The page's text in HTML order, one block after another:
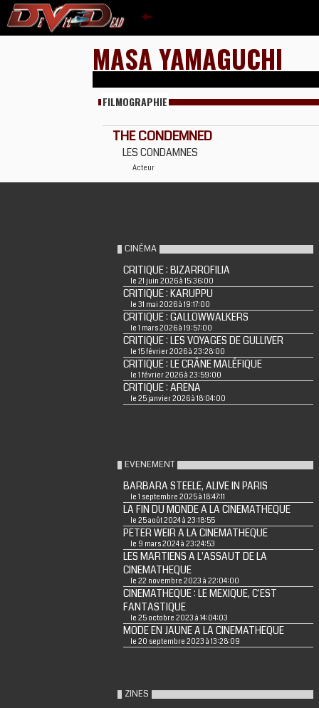
MASA YAMAGUCHI
FILMOGRAPHIE
THE CONDEMNED
LES CONDAMNES
Acteur
CINÉMA
CRITIQUE : BIZARROFILIA
le 21 juin 2026 à 15:36:00
CRITIQUE : KARUPPU
le 31 mai 2026 à 19:17:00
CRITIQUE : GALLOWWALKERS
le 1 mars 2026 à 19:57:00
CRITIQUE : LES VOYAGES DE GULLIVER
le 15 février 2026 à 23:28:00
CRITIQUE : LE CRÂNE MALÉFIQUE
le 1 février 2026 à 23:59:00
CRITIQUE : ARENA
le 25 janvier 2026 à 18:04:00
EVENEMENT
BARBARA STEELE, ALIVE IN PARIS
le 1 septembre 2025 à 18:47:11
LA FIN DU MONDE A LA CINEMATHEQUE
le 25 août 2024 à 23:18:55
PETER WEIR A LA CINEMATHEQUE
le 9 mars 2024 à 23:24:53
LES MARTIENS A L'ASSAUT DE LA
CINEMATHEQUE
le 22 novembre 2023 à 22:04:00
CINEMATHEQUE : LE MEXIQUE, C'EST
FANTASTIQUE
le 25 octobre 2023 à 14:04:03
MODE EN JAUNE A LA CINEMATHEQUE
le 20 septembre 2023 à 13:28:09
ZINES